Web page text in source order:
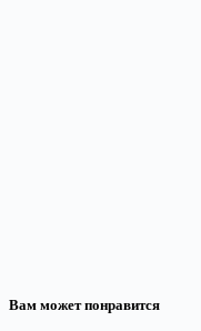
Вам может понравится